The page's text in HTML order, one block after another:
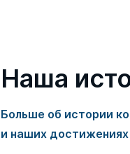
Наша
Больше об истории
и наших достижениях